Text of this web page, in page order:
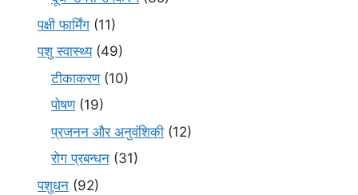
पक्षी फार्मिंग (11)
पशु स्वास्थ्य(49)
टीकाकरण(10)
पोषण(19)
प्रजनन और अनुवंशिकी (12)
रोग प्रबन्धन (31)
पशुधन (92)